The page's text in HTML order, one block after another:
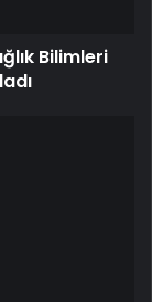
Bilimleri